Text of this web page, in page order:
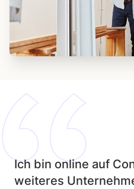
Ich bin online auf
weiteres